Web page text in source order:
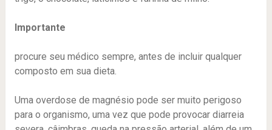
Importante
procure seu médico sempre, antes de incluir qualquer
composto em sua dieta.
Uma overdose de magnésio pode ser muito perigoso
para o organismo, uma vez que pode provocar diarreia